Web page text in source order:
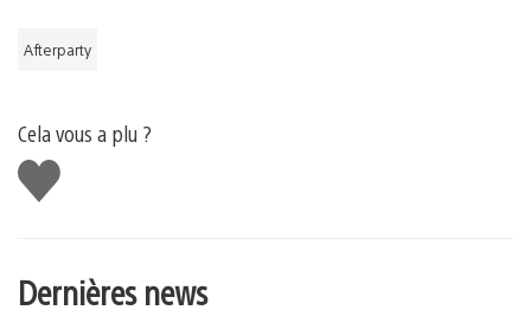
Afterparty
Cela vous a plu ?
J'aime
Dernières news